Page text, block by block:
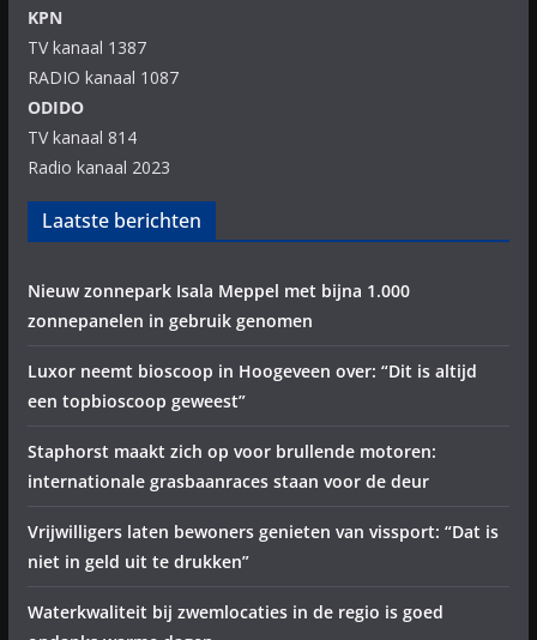
KPN
TV kanaal 1387
RADIO kanaal 1087
ODIDO
TV kanaal 814
Radio kanaal 2023
Laatste berichten
Nieuw zonnepark Isala Meppel met bijna 1.000
zonnepanelen in gebruik genomen
Luxor neemt bioscoop in Hoogeveen over: “Dit is altijd
een topbioscoop geweest”
Staphorst maakt zich op voor brullende motoren:
internationale grasbaanraces staan voor de deur
Vrijwilligers laten bewoners genieten van vissport: “Dat is
niet in geld uit te drukken”
Waterkwaliteit bij zwemlocaties in de regio is goed